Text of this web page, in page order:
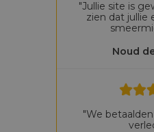
Noud
"Jullie site is
zien dat jullie
"We